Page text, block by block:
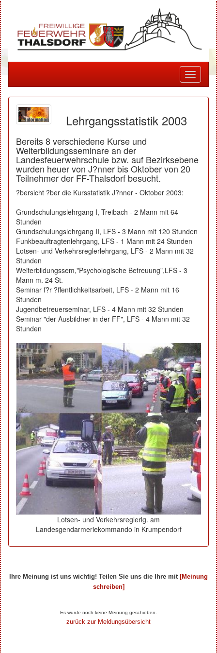
Toggle
Lehrgangsstatistik 2003
Bereits 8 verschiedene Kurse und
Weiterbildungsseminare an der
Landesfeuerwehrschule bzw. auf Bezirksebene
wurden heuer von J?nner bis Oktober von 20
Teilnehmer der FF-Thalsdorf besucht.
?bersicht ?ber die Kursstatistik J?nner - Oktober 2003:
Grundschulungslehrgang I, Treibach - 2 Mann mit 64
Stunden
Grundschulungslehrgang II, LFS - 3 Mann mit 120 Stunden
Funkbeauftragtenlehrgang, LFS - 1 Mann mit 24 Stunden
Lotsen- und Verkehrsreglerlehrgang, LFS - 2 Mann mit 32
Stunden
Weiterbildungssem,"Psychologische Betreuung",LFS - 3
Mann m. 24 St.
Seminar f?r ?ffentlichkeitsarbeit, LFS - 2 Mann mit 16
Stunden
Jugendbetreuerseminar, LFS - 4 Mann mit 32 Stunden
Seminar "der Ausbildner in der FF", LFS - 4 Mann mit 32
Stunden
Lotsen- und Verkehrsreglerlg. am
Landesgendarmeriekommando in Krumpendorf
Ihre Meinung ist uns wichtig! Teilen Sie uns die Ihre mit [Meinung
schreiben]
Es wurde noch keine Meinung geschieben.
zurück zur Meldungsübersicht